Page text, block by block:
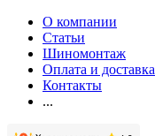
О компании
Статьи
Шиномонтаж
Оплата и доставка
Контакты
...